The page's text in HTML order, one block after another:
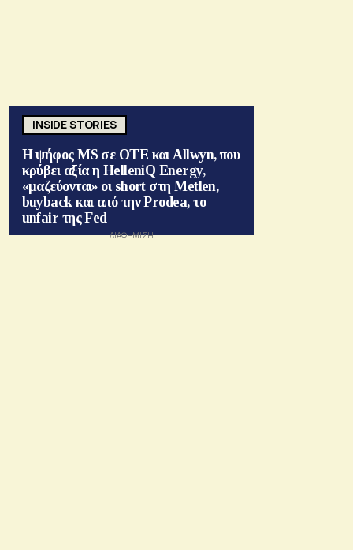
INSIDE STORIES
Η ψήφος MS σε ΟΤΕ και Allwyn, που
κρύβει αξία η HelleniQ Energy,
«μαζεύονται» οι short στη Metlen,
buyback και από την Prodea, το
unfair της Fed